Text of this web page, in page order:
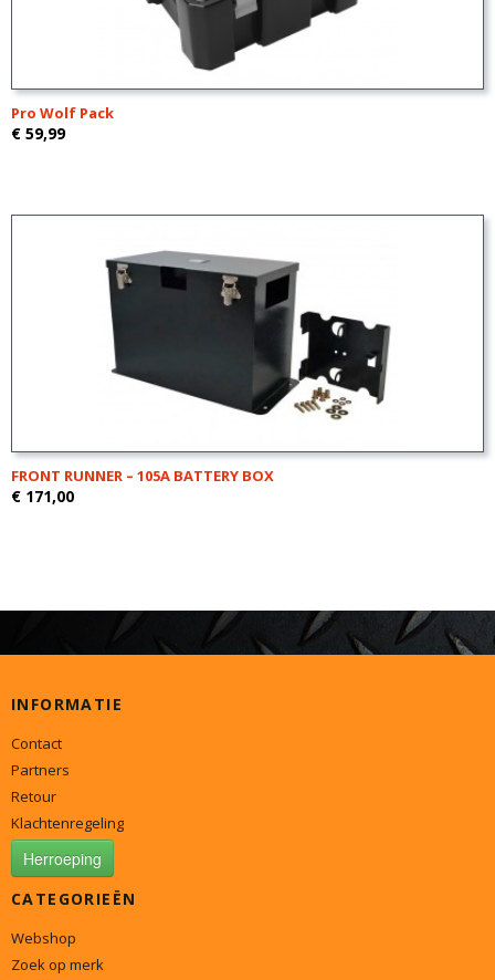
Pro Wolf Pack
€ 59,99
FRONT RUNNER – 105A BATTERY BOX
€ 171,00
INFORMATIE
Contact
Partners
Retour
Klachtenregeling
Herroeping
CATEGORIEËN
Webshop
Zoek op merk